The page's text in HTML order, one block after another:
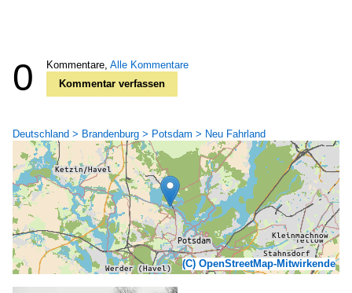
0 Kommentare, Alle Kommentare
Kommentar verfassen
Deutschland > Brandenburg > Potsdam > Neu Fahrland
(C) OpenStreetMap-Mitwirkende